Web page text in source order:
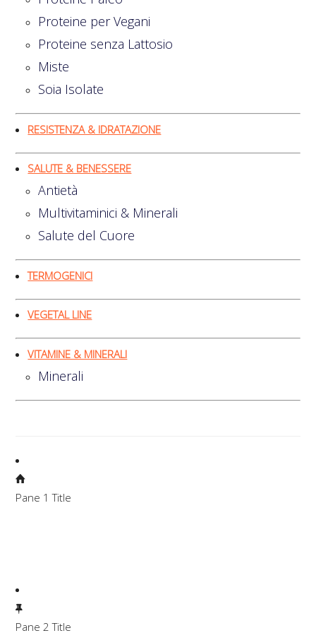
Proteine per Vegani
Proteine senza Lattosio
Miste
Soia Isolate
RESISTENZA & IDRATAZIONE
SALUTE & BENESSERE
Antietà
Multivitaminici & Minerali
Salute del Cuore
TERMOGENICI
VEGETAL LINE
VITAMINE & MINERALI
Minerali
Pane 1 Title
Pane 2 Title